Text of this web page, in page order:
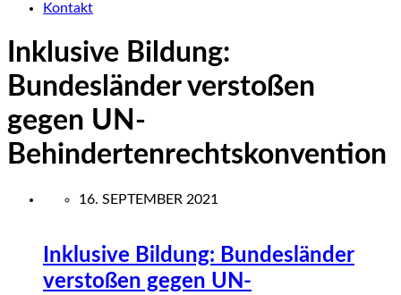
Kontakt
Inklusive Bildung:
Bundesländer verstoßen
gegen UN-
Behindertenrechtskonvention
16. SEPTEMBER 2021
Inklusive Bildung: Bundesländer
verstoßen gegen UN-